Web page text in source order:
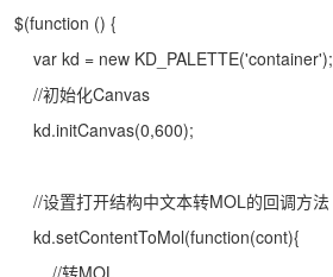
$(function () {
var kd = new KD_PALETTE('container');
//初始化Canvas
kd.initCanvas(0,600);
//设置打开结构中文本转MOL的回调方法
kd.setContentToMol(function(cont){
//转MOL